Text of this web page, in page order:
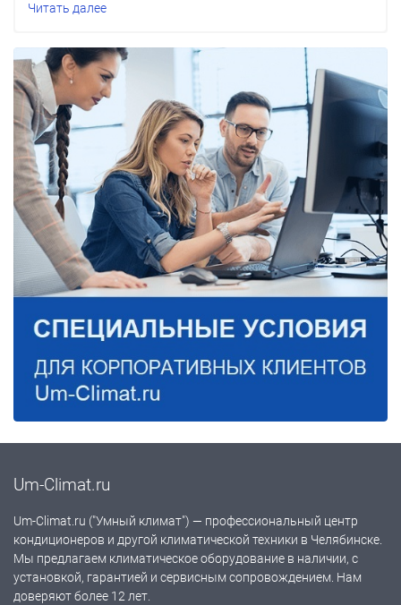
Читать далее
Um-Climat.ru
Um-Climat.ru ("Умный климат") — профессиональный центр
кондиционеров и другой климатической техники в Челябинске.
Мы предлагаем климатическое оборудование в наличии, с
установкой, гарантией и сервисным сопровождением. Нам
доверяют более 12 лет.